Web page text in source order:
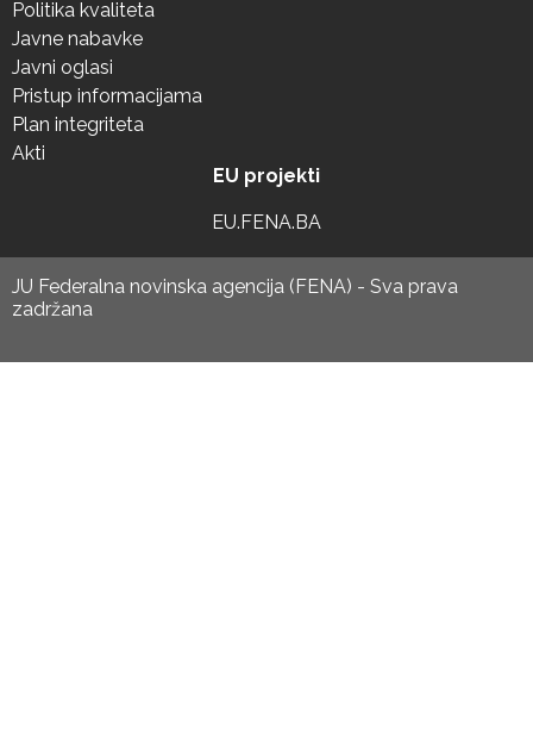
Politika kvaliteta
Javne nabavke
Javni oglasi
Pristup informacijama
Plan integriteta
Akti
EU projekti
EU.FENA.BA
JU Federalna novinska agencija (FENA) - Sva prava
zadržana